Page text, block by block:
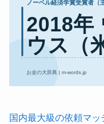
国内最大級の依頼マ